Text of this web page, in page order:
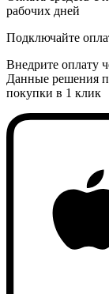
рабочих дней
Подключайте
Внедрите оплату
Данные решения
покупки в 1 клик